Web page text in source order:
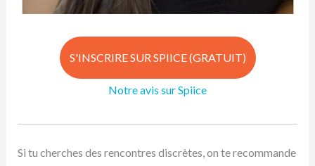
S'INSCRIRE SUR SPIICE (GRATUIT)
Notre avis sur Spiice
Si tu cherches des rencontres discrètes, on te recommande